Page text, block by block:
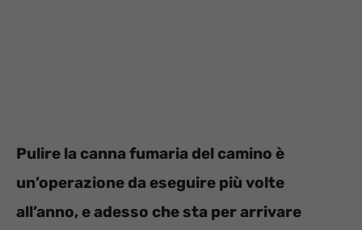
Pulire la canna fumaria del camino è
un’operazione da eseguire più volte
all’anno, e adesso che sta per arrivare